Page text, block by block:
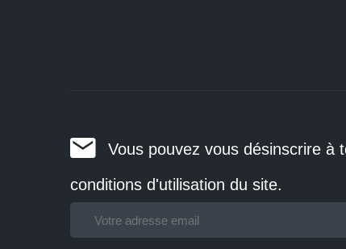
Vous pouvez vous désinscrire à
conditions d'utilisation du site.